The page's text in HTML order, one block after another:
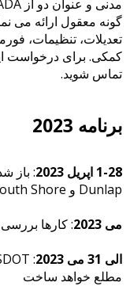
گونه معقول ارائه می
تعدیلات، تنظیمات،
کمکی. برای درخواست
تماس شوید.
برنامه 2023
1-28 اپریل 2023
: باز
Dunlap و South Shore
می 2023
: کارها
الی 31 می 2023
مطلع خواهد ساخت